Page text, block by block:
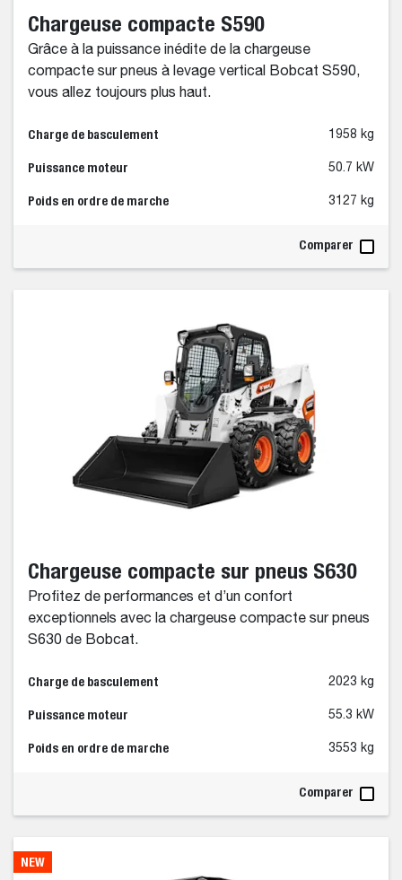
Chargeuse compacte S590
Grâce à la puissance inédite de la chargeuse
compacte sur pneus à levage vertical Bobcat S590,
vous allez toujours plus haut.
Charge de basculement 1958 kg
Puissance moteur 50.7 kW
Poids en ordre de marche 3127 kg
Comparer
Chargeuse compacte sur pneus S630
Profitez de performances et d’un confort
exceptionnels avec la chargeuse compacte sur pneus
S630 de Bobcat.
Charge de basculement 2023 kg
Puissance moteur 55.3 kW
Poids en ordre de marche 3553 kg
Comparer
NEW